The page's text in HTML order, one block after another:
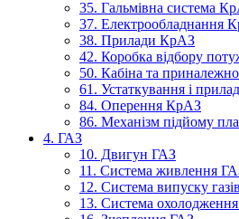
35. Гальмівна система
37. Електрообладнання
38. Прилади КрАЗ
42. Коробка відбору
50. Кабіна та
61. Устаткування і
84. Оперення КрАЗ
86. Механізм підйому
4. ГАЗ
10. Двигун ГАЗ
11. Система живлення
12. Система випуску
13. Система